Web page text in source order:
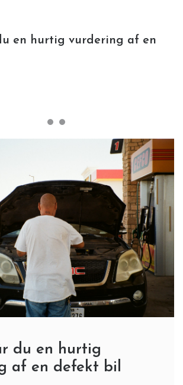
en hurtig vurdering af en
du en hurtig
af en defekt bil